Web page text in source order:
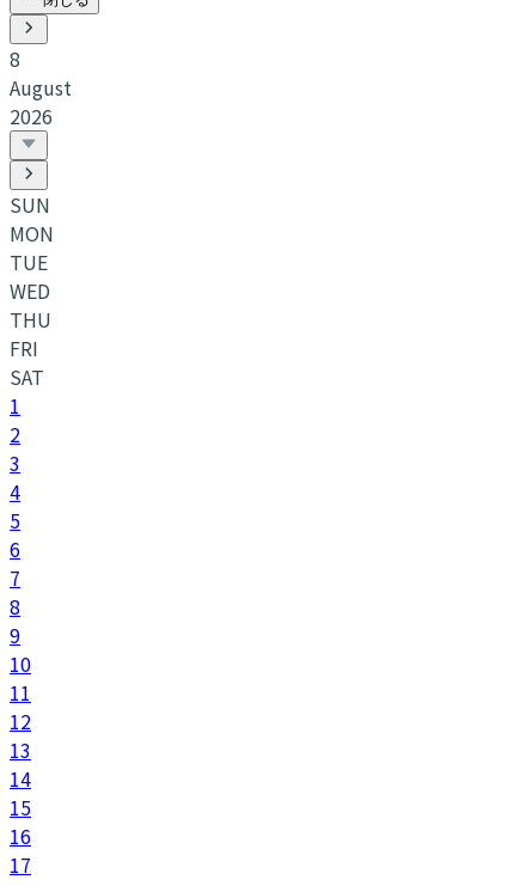
8
August
2026
SUN
MON
TUE
WED
THU
FRI
SAT
1
2
3
4
5
6
7
8
9
10
11
12
13
14
15
16
17